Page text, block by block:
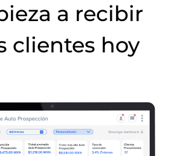
a recibir
clientes hoy